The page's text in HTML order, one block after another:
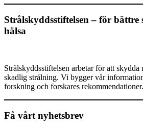
Strålskyddsstiftelsen – för bättre
hälsa
Strålskyddsstiftelsen arbetar för att
skadlig strålning. Vi bygger vår
forskning och forskares rekommendationer.
Få vårt nyhetsbrev